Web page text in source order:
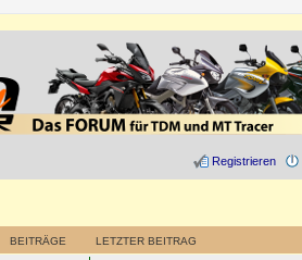
Registrieren
BEITRÄGE LETZTER BEITRAG